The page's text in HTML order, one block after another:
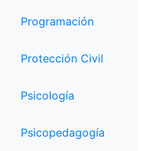
Programación
Protección Civil
Psicología
Psicopedagogía